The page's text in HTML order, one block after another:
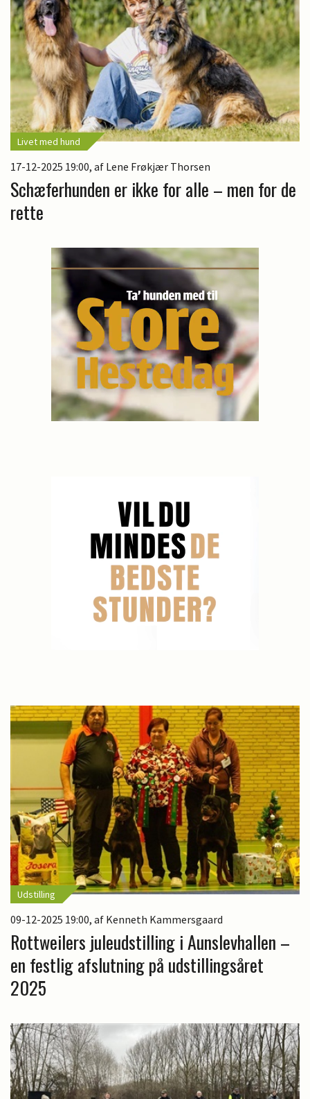
Livet med hund
17-12-2025 19:00, af Lene Frøkjær Thorsen
Schæferhunden er ikke for alle – men for de
rette
Udstilling
09-12-2025 19:00, af Kenneth Kammersgaard
Rottweilers juleudstilling i Aunslevhallen –
en festlig afslutning på udstillingsåret
2025